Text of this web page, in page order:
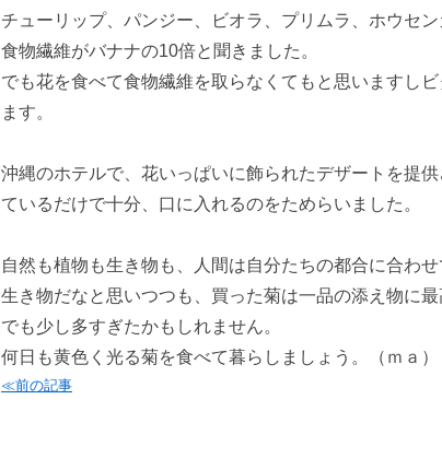
チューリップ、パンジー、ビオラ、プリムラ、ホウセ
食物繊維がバナナの10倍と聞きました。
でも花を食べて食物繊維を取らなくてもと思いますし
ます。
沖縄のホテルで、花いっぱいに飾られたデザートを提
ているだけで十分、口に入れるのをためらいました。
自然も植物も生き物も、人間は自分たちの都合に合わ
生き物だなと思いつつも、買った菊は一品の添え物に最
でも少し多すぎたかもしれません。
何日も黄色く光る菊を食べて暮らしましょう。（ｍａ）
≪前の記事